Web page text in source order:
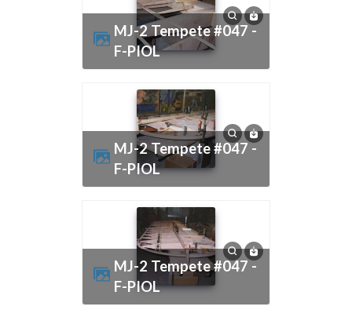
MJ-2 Tempete #047 -
F-PIOL
MJ-2 Tempete #047 -
F-PIOL
MJ-2 Tempete #047 -
F-PIOL